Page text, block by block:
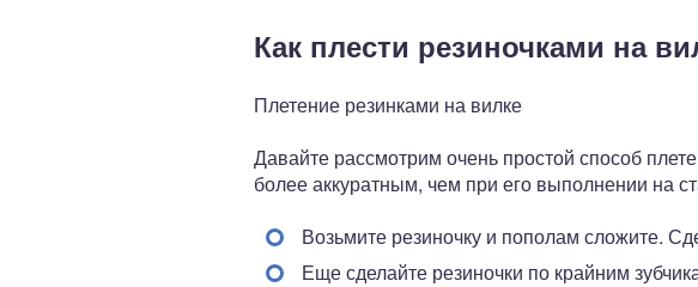
Как плести резиночками на
Плетение резинками на вилке
Давайте рассмотрим очень простой способ
более аккуратным, чем при его выполнении на
Возьмите резиночку и пополам сложите.
Еще сделайте резиночки по крайним